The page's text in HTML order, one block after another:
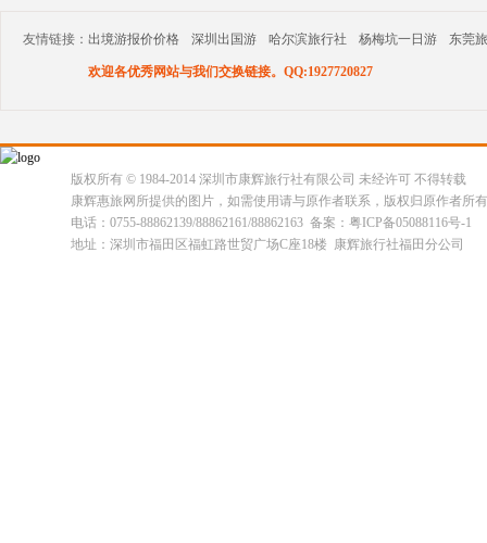
友情链接： 出境游报价价格 深圳出国游 哈尔滨旅行社 杨梅坑一日游 东莞
欢迎各优秀网站与我们交换链接。QQ:1927720827
版权所有 © 1984-2014 深圳市康辉旅行社有限公司 未经许可 不得转载
康辉惠旅网所提供的图片，如需使用请与原作者联系，版权归原作者所
电话：0755-88862139/88862161/88862163 备案：粤ICP备05088116号-1
地址：深圳市福田区福虹路世贸广场C座18楼 康辉旅行社福田分公司